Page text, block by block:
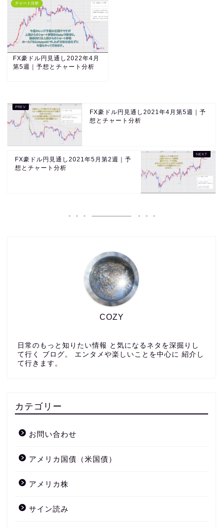
チャート分析
FX豪ドル円見通し2022年4月
第5週｜予想とチャート分析
FX豪ドル円見通し2021年4月第5週｜予
想とチャート分析
FX豪ドル円見通し2021年5月第2週｜予
想とチャート分析
COZY
日常のもっと知りたい情報 と気になるネタを深掘りし
て行く ブログ。 エンタメや楽しいことを中心に 紹介し
て行きます。
カテゴリー
お問い合わせ
アメリカ国債（米国債）
アメリカ株
サイン読み